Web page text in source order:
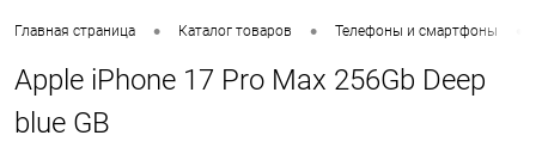
Главная страница • Каталог товаров • Телефоны и смартфоны
Apple iPhone 17 Pro Max 256Gb Deep
blue GB
Сегодня